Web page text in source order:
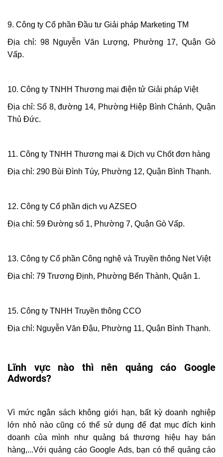
9. Công ty Cổ phần Đầu tư Giải pháp Marketing TM
Địa chỉ: 98 Nguyễn Văn Lượng, Phường 17, Quận Gò
Vấp.
10. Công ty TNHH Thương mại điện tử Giải pháp Việt
Địa chỉ: Số 8, đường 14, Phường Hiệp Bình Chánh, Quận
Thủ Đức.
11. Công ty TNHH Thương mại & Dịch vụ Chốt đơn hàng
Địa chỉ: 290 Bùi Đình Túy, Phường 12, Quận Bình Thạnh.
12. Công ty Cổ phần dịch vụ AZSEO
Địa chỉ: 59 Đường số 1, Phường 7, Quận Gò Vấp.
13. Công ty Cổ phần Công nghệ và Truyền thông Net Việt
Địa chỉ: 79 Trương Định, Phường Bến Thành, Quận 1.
15. Công ty TNHH Truyền thông CCO
Địa chỉ: Nguyễn Văn Đậu, Phường 11, Quận Bình Thạnh.
Lĩnh vực nào thì nên quảng cáo Google
Adwords?
Vì mức ngân sách không giới hạn, bất kỳ doanh nghiệp
lớn nhỏ nào cũng có thể sử dụng để đạt mục đích kinh
doanh của mình như quảng bá thương hiệu hay bán
hàng,...Với quảng cáo Google Ads, bạn có thể quảng cáo